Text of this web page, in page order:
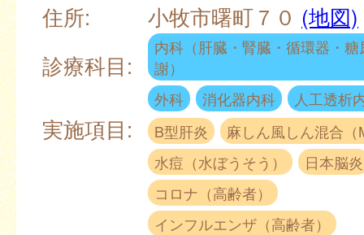
住所:
小牧市曙町７０ (地図)
診療科目:
内科（肝臓・腎臓・循環器・
謝）
外科
消化器内科 人工透析
実施項目: B型肝炎
麻しん風しん混合（
水痘（水ぼうそう）
日本脳炎
コロナ（高齢者）
インフルエンザ（高齢者）